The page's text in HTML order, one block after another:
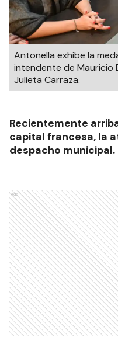
Antonella exhibe la
intendente de Mauricio
Julieta Carraza.
Recientemente
capital francesa, la
despacho municipal.
Ads